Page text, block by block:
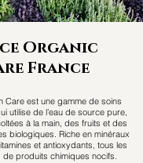
Organic
France
Care est une gamme de soins
utilise de l’eau de source pure,
à la main, des fruits et des
biologiques. Riche en minéraux
et antioxydants, tous les
produits chimiques nocifs.